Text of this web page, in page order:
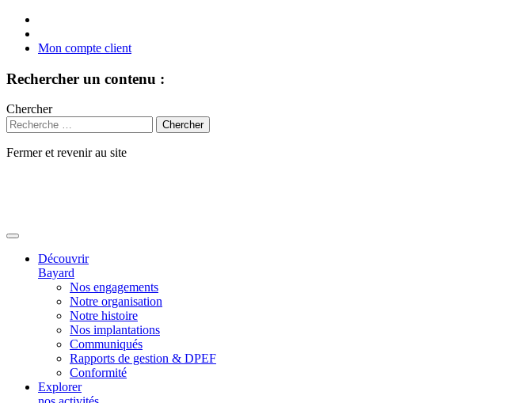
Mon compte client
Rechercher un contenu :
Chercher
Fermer et revenir au site
Découvrir
Bayard
Nos engagements
Notre organisation
Notre histoire
Nos implantations
Communiqués
Rapports de gestion & DPEF
Conformité
Explorer